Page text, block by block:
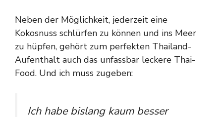
Neben der Möglichkeit, jederzeit eine
Kokosnuss schlürfen zu können und ins Meer
zu hüpfen, gehört zum perfekten Thailand-
Aufenthalt auch das unfassbar leckere Thai-
Food. Und ich muss zugeben:
Ich habe bislang kaum besser